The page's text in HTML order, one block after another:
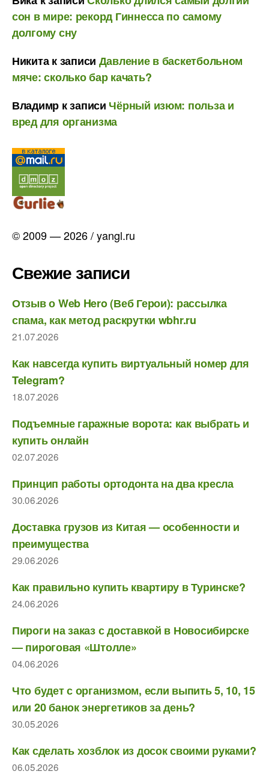
сон в мире: рекорд Гиннесса по самому
долгому сну
Никитак записи Давление в баскетбольном
мяче: сколько бар качать?
Владимр к записи Чёрный изюм: польза и
вред для организма
© 2009 — 2026 / yangl.ru
Свежие записи
Отзыв о Web Hero (Веб Герои): рассылка
спама, как метод раскрутки wbhr.ru
21.07.2026
Как навсегда купить виртуальный номер для
Telegram?
18.07.2026
Подъемные гаражные ворота: как выбрать и
купить онлайн
02.07.2026
Принцип работы ортодонта на два кресла
30.06.2026
Доставка грузов из Китая — особенности и
преимущества
29.06.2026
Как правильно купить квартиру в Туринске?
24.06.2026
Пироги на заказ с доставкой в Новосибирске
— пироговая «Штолле»
04.06.2026
Что будет с организмом, если выпить 5, 10, 15
или 20 банок энергетиков за день?
30.05.2026
Как сделать хозблок из досок своими руками?
06.05.2026